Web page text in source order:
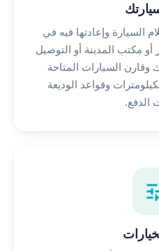
السيارة وإعادتها فيه في
أو مكتب المدينة أو التوصيل
وقارن السيارات المتاحة
وقواعد الوديعة
الدفع.